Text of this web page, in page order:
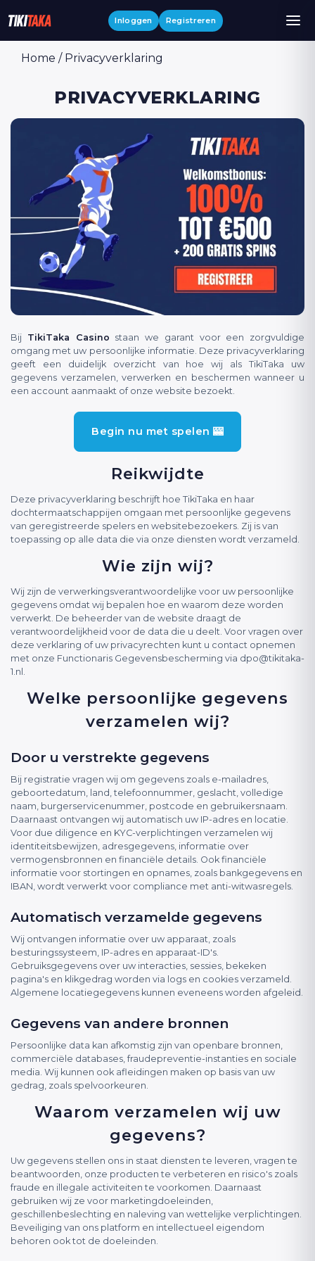
Inloggen Registreren
Home / Privacyverklaring
PRIVACYVERKLARING
Bij TikiTaka Casino staan we garant voor een zorgvuldige
omgang met uw persoonlijke informatie. Deze privacyverklaring
geeft een duidelijk overzicht van hoe wij als TikiTaka uw
gegevens verzamelen, verwerken en beschermen wanneer u
een account aanmaakt of onze website bezoekt.
Begin nu met spelen 🎰
Reikwijdte
Deze privacyverklaring beschrijft hoe TikiTaka en haar
dochtermaatschappijen omgaan met persoonlijke gegevens
van geregistreerde spelers en websitebezoekers. Zij is van
toepassing op alle data die via onze diensten wordt verzameld.
Wie zijn wij?
Wij zijn de verwerkingsverantwoordelijke voor uw persoonlijke
gegevens omdat wij bepalen hoe en waarom deze worden
verwerkt. De beheerder van de website draagt de
verantwoordelijkheid voor de data die u deelt. Voor vragen over
deze verklaring of uw privacyrechten kunt u contact opnemen
met onze Functionaris Gegevensbescherming via dpo@tikitaka-
1.nl .
Welke persoonlijke gegevens
verzamelen wij?
Door u verstrekte gegevens
Bij registratie vragen wij om gegevens zoals e-mailadres,
geboortedatum, land, telefoonnummer, geslacht, volledige
naam, burgerservicenummer, postcode en gebruikersnaam.
Daarnaast ontvangen wij automatisch uw IP-adres en locatie.
Voor due diligence en KYC-verplichtingen verzamelen wij
identiteitsbewijzen, adresgegevens, informatie over
vermogensbronnen en financiële details. Ook financiële
informatie voor stortingen en opnames, zoals bankgegevens en
IBAN, wordt verwerkt voor compliance met anti-witwasregels.
Automatisch verzamelde gegevens
Wij ontvangen informatie over uw apparaat, zoals
besturingssysteem, IP-adres en apparaat-ID's.
Gebruiksgegevens over uw interacties, sessies, bekeken
pagina's en klikgedrag worden via logs en cookies verzameld.
Algemene locatiegegevens kunnen eveneens worden afgeleid.
Gegevens van andere bronnen
Persoonlijke data kan afkomstig zijn van openbare bronnen,
commerciële databases, fraudepreventie-instanties en sociale
media. Wij kunnen ook afleidingen maken op basis van uw
gedrag, zoals spelvoorkeuren.
Waarom verzamelen wij uw
gegevens?
Uw gegevens stellen ons in staat diensten te leveren, vragen te
beantwoorden, onze producten te verbeteren en risico's zoals
fraude en illegale activiteiten te voorkomen. Daarnaast
gebruiken wij ze voor marketingdoeleinden,
geschillenbeslechting en naleving van wettelijke verplichtingen.
Beveiliging van ons platform en intellectueel eigendom
behoren ook tot de doeleinden.